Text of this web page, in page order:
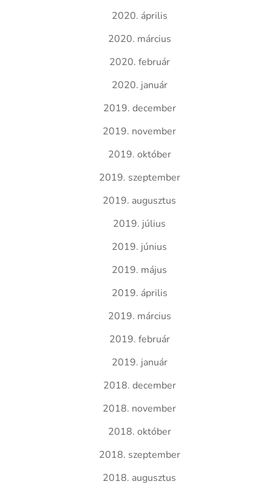
2020. április
2020. március
2020. február
2020. január
2019. december
2019. november
2019. október
2019. szeptember
2019. augusztus
2019. július
2019. június
2019. május
2019. április
2019. március
2019. február
2019. január
2018. december
2018. november
2018. október
2018. szeptember
2018. augusztus